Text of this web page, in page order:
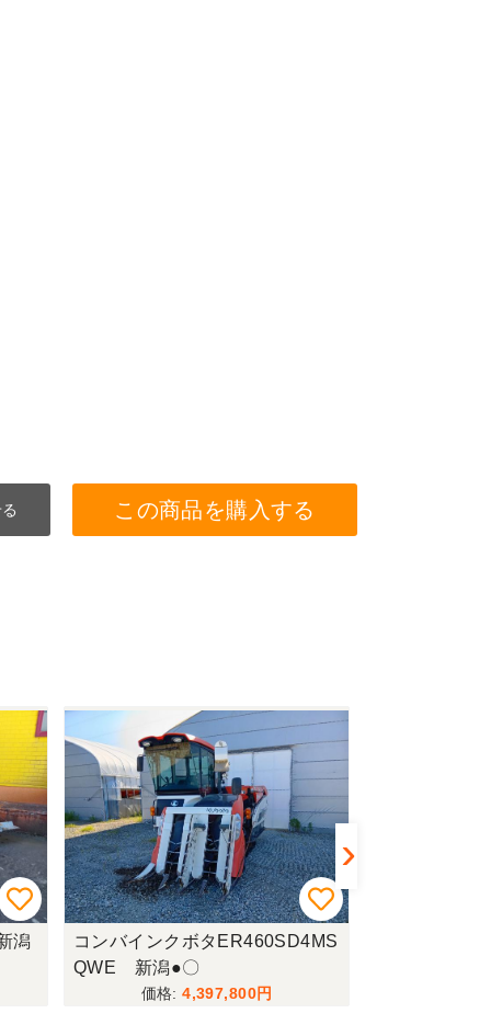
この商品を購入する
潟
コンバインクボタER460SD4MS
QWE 新潟●〇
4,397,800